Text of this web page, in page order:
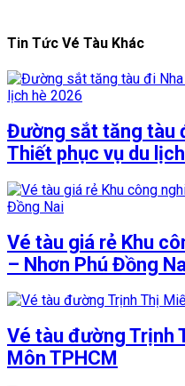
Tin Tức Vé Tàu Khác
Đường sắt tăng tàu
Thiết phục vụ du
Vé tàu giá rẻ Khu
– Nhơn Phú Đồng
Vé tàu đường Trịnh
Môn TPHCM